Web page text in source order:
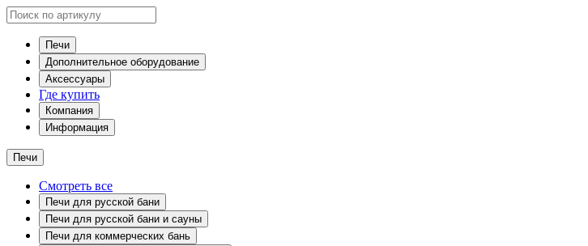
Печи
Дополнительное оборудование
Аксессуары
Где купить
Компания
Информация
Печи
Смотреть все
Печи для русской бани
Печи для русской бани и сауны
Печи для коммерческих бань